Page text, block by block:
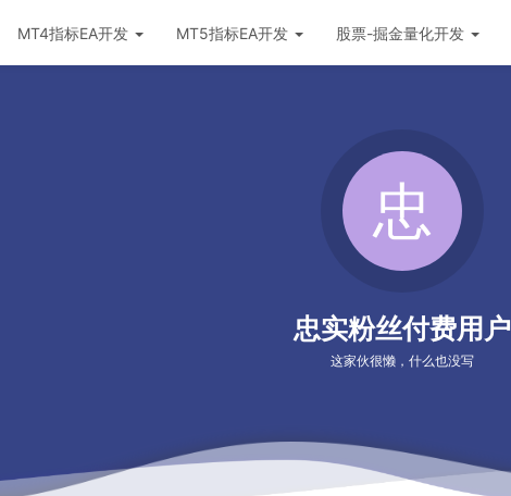
MT4指标EA开发 MT5指标EA开发 股票-掘金量化开发
忠实粉丝付费用户
这家伙很懒，什么也没写